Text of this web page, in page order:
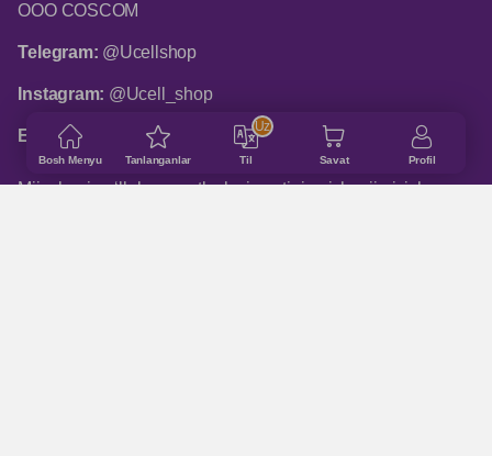
Bosh Menyu Tanlanganlar Til
Uz
Savat Profil
ООО COSCOM
Telegram: @Ucellshop
Instagram: @Ucell_shop
Email:shop@ucell.uz
Mijozlarni qo‘llab-quvvatlash xizmatining ish rejimi: ish